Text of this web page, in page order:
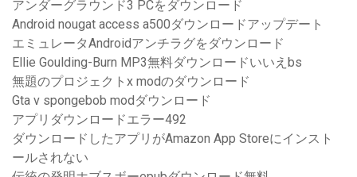
アンダーグラウンド3 PCをダウンロード
Android nougat access a500ダウンロードアップデート
エミュレータAndroidアンチラグをダウンロード
Ellie Goulding-Burn MP3無料ダウンロードいいえbs
無題のプロジェクトx modのダウンロード
Gta v spongebob modダウンロード
アプリダウンロードエラー492
ダウンロードしたアプリがAmazon App Storeにインスト
ールされない